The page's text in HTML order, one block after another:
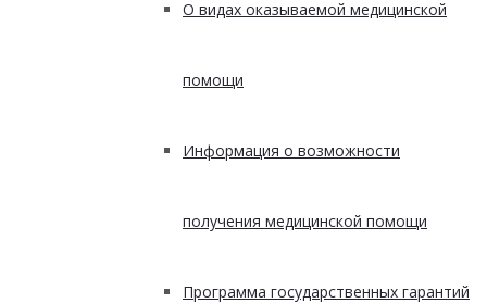
О видах оказываемой медицинской
помощи
Информация о возможности
получения медицинской помощи
Программа государственных гарантий